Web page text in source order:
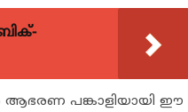
ആഭരണ പങ്കാളിയായി ഈ